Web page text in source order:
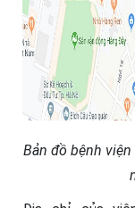
Bản đồ bệnh